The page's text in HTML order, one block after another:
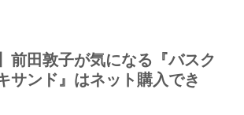
前田敦子が気になる『バスク
サンド』はネット購入でき